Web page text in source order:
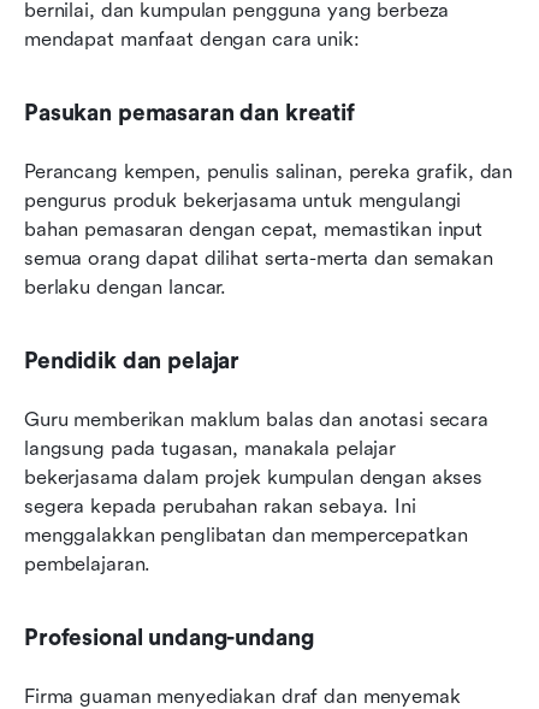
bernilai, dan kumpulan pengguna yang berbeza
mendapat manfaat dengan cara unik:
Pasukan pemasaran dan kreatif
Perancang kempen, penulis salinan, pereka grafik, dan
pengurus produk bekerjasama untuk mengulangi
bahan pemasaran dengan cepat, memastikan input
semua orang dapat dilihat serta-merta dan semakan
berlaku dengan lancar.
Pendidik dan pelajar
Guru memberikan maklum balas dan anotasi secara
langsung pada tugasan, manakala pelajar
bekerjasama dalam projek kumpulan dengan akses
segera kepada perubahan rakan sebaya. Ini
menggalakkan penglibatan dan mempercepatkan
pembelajaran.
Profesional undang-undang
Firma guaman menyediakan draf dan menyemak